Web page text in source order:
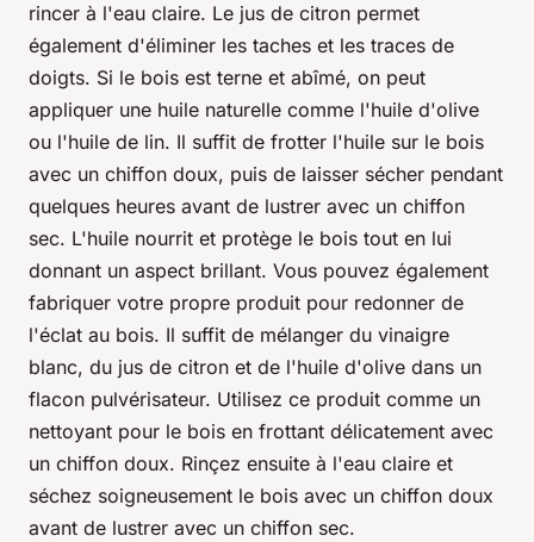
rincer à l'eau claire. Le jus de citron permet
également d'éliminer les taches et les traces de
doigts. Si le bois est terne et abîmé, on peut
appliquer une huile naturelle comme l'huile d'olive
ou l'huile de lin. Il suffit de frotter l'huile sur le bois
avec un chiffon doux, puis de laisser sécher pendant
quelques heures avant de lustrer avec un chiffon
sec. L'huile nourrit et protège le bois tout en lui
donnant un aspect brillant. Vous pouvez également
fabriquer votre propre produit pour redonner de
l'éclat au bois. Il suffit de mélanger du vinaigre
blanc, du jus de citron et de l'huile d'olive dans un
flacon pulvérisateur. Utilisez ce produit comme un
nettoyant pour le bois en frottant délicatement avec
un chiffon doux. Rinçez ensuite à l'eau claire et
séchez soigneusement le bois avec un chiffon doux
avant de lustrer avec un chiffon sec.